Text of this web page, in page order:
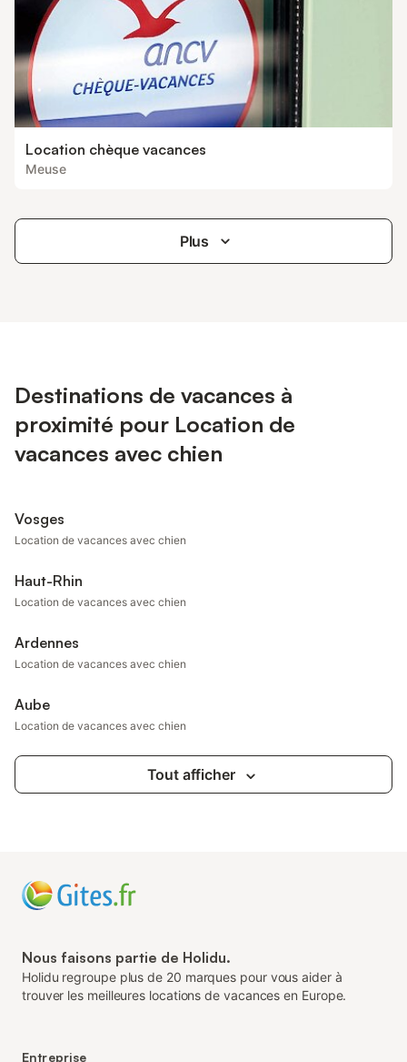
Location chèque vacances
Meuse
Plus
Destinations de vacances à
proximité pour Location de
vacances avec chien
Vosges
Location de vacances avec chien
Haut-Rhin
Location de vacances avec chien
Ardennes
Location de vacances avec chien
Aube
Location de vacances avec chien
Tout afficher
Nous faisons partie de Holidu.
Holidu regroupe plus de 20 marques pour vous aider à
trouver les meilleures locations de vacances en Europe.
Entreprise